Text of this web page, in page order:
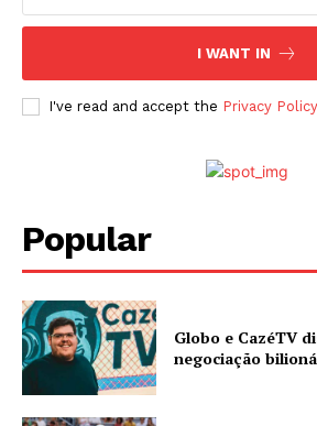
I WANT IN
I've read and accept the Privacy Policy
Popular
Globo e CazéTV
negociação